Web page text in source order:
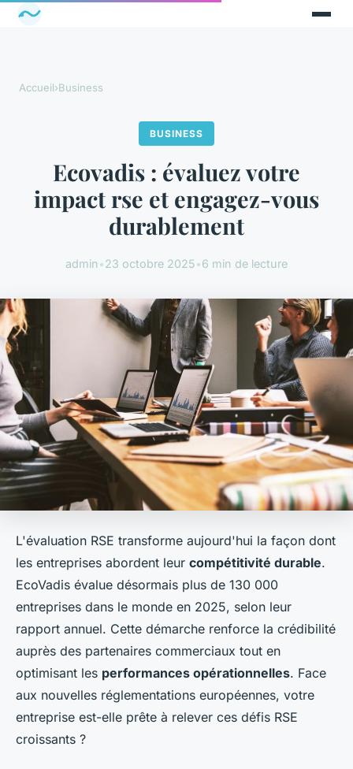
Accueil›Business
BUSINESS
Ecovadis : évaluez votre
impact rse et engagez-vous
durablement
admin•23 octobre 2025•6 min de lecture
L'évaluation RSE transforme aujourd'hui la façon dont
les entreprises abordent leur compétitivité durable.
EcoVadis évalue désormais plus de 130 000
entreprises dans le monde en 2025, selon leur
rapport annuel. Cette démarche renforce la crédibilité
auprès des partenaires commerciaux tout en
optimisant les performances opérationnelles. Face
aux nouvelles réglementations européennes, votre
entreprise est-elle prête à relever ces défis RSE
croissants ?